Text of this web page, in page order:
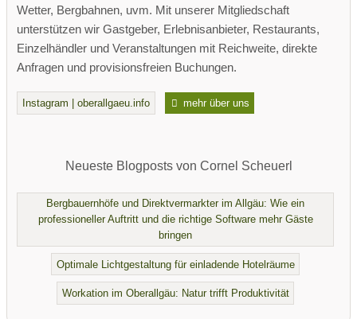
Wetter, Bergbahnen, uvm. Mit unserer Mitgliedschaft
unterstützen wir Gastgeber, Erlebnisanbieter, Restaurants,
Einzelhändler und Veranstaltungen mit Reichweite, direkte
Anfragen und provisionsfreien Buchungen.
Instagram | oberallgaeu.info mehr über uns
Neueste Blogposts von Cornel Scheuerl
Bergbauernhöfe und Direktvermarkter im Allgäu: Wie ein
professioneller Auftritt und die richtige Software mehr Gäste
bringen
Optimale Lichtgestaltung für einladende Hotelräume
Workation im Oberallgäu: Natur trifft Produktivität